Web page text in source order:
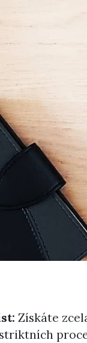
Získáte